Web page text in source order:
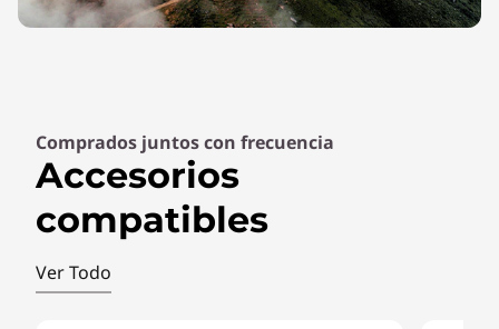
Comprados juntos con frecuencia
Accesorios
compatibles
Ver Todo